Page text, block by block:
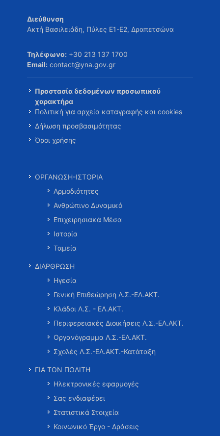
Διεύθυνση
Ακτή Βασιλειάδη, Πύλες Ε1-Ε2, Δραπετσώνα
Τηλέφωνο: +30 213 137 1700
Email: contact@yna.gov.gr
Προστασία δεδομένων προσωπικού
χαρακτήρα
Πολιτική για αρχεία καταγραφής και cookies
Δήλωση προσβασιμότητας
Όροι χρήσης
ΟΡΓΑΝΩΣΗ-ΙΣΤΟΡΙΑ
Αρμοδιότητες
Ανθρώπινο Δυναμικό
Επιχειρησιακά Μέσα
Ιστορία
Ταμεία
ΔΙΑΡΘΡΩΣΗ
Ηγεσία
Γενική Επιθεώρηση Λ.Σ.-ΕΛ.ΑΚΤ.
Κλάδοι Λ.Σ. - ΕΛ.ΑΚΤ.
Περιφερειακές Διοικήσεις Λ.Σ.-ΕΛ.ΑΚΤ.
Οργανόγραμμα Λ.Σ.-ΕΛ.ΑΚΤ.
Σχολές Λ.Σ.-ΕΛ.ΑΚΤ.-Κατάταξη
ΓΙΑ ΤΟΝ ΠΟΛΙΤΗ
Ηλεκτρονικές εφαρμογές
Σας ενδιαφέρει
Στατιστικά Στοιχεία
Κοινωνικό Έργο - Δράσεις